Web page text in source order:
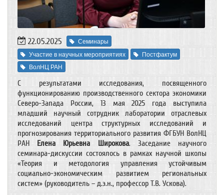
22.05.2025
Семинары
Участие в научных мероприятиях
Постфактум
ВолНЦ РАН
С результатами исследования, посвященного
функционированию производственного сектора экономики
Северо-Запада России, 13 мая 2025 года выступила
младший научный сотрудник лаборатории отраслевых
исследований центра структурных исследований и
прогнозирования территориального развития ФГБУН ВолНЦ
РАН Елена Юрьевна Широкова. Заседание научного
семинара-дискуссии состоялось в рамках научной школы
«Теория и методология управления устойчивым
социально-экономическим развитием региональных
систем» (руководитель – д.э.н., профессор Т.В. Ускова).